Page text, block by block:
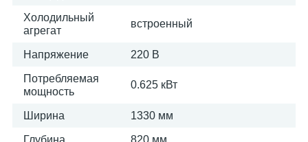
Холодильный
агрегат
встроенный
Напряжение 220 В
Потребляемая
мощность
0.625 кВт
Ширина 1330 мм
Глубина 820 мм